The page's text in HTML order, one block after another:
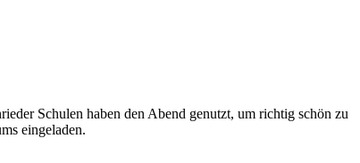
Schulen haben den Abend genutzt, um richtig schön zu
eingeladen.